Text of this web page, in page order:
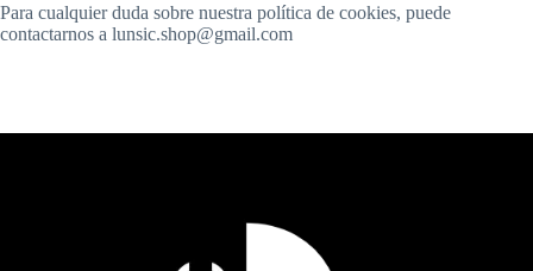
Para cualquier duda sobre nuestra política de cookies, puede
contactarnos a lunsic.shop@gmail.com